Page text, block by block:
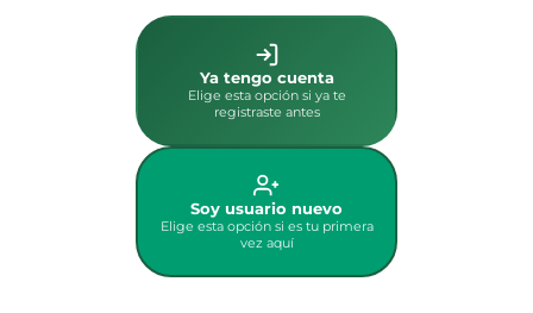
Ya tengo cuenta
Elige esta opción si ya te
registraste antes
Soy usuario nuevo
Elige esta opción si es tu primera
vez aquí